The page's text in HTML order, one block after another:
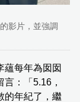
影片，並強調
蘊每年為囡囡
：「5.16，
的年紀了，繼